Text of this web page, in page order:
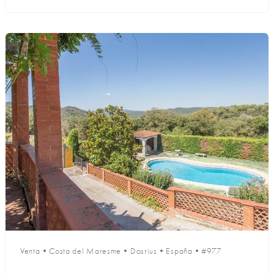
Venta •Costa del Maresme • Dosrius • España •#977